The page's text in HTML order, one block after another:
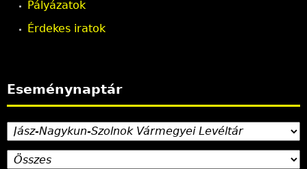
Pályázatok
Érdekes iratok
Eseménynaptár